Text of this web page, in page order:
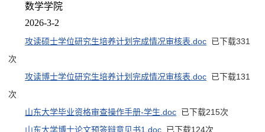
数学学院
2026-3-2
攻读硕士学位研究生培养计划完成情况审核表.doc 已下载331
次
攻读博士学位研究生培养计划完成情况审核表.doc 已下载131
次
山东大学毕业资格审查操作手册-学生.doc 已下载215次
山东大学博士论文预答辩意见书1.doc 已下载124次